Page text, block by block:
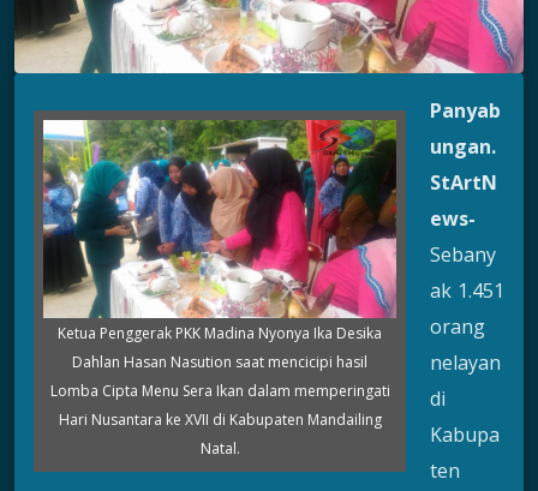
Ketua Penggerak PKK Madina Nyonya Ika Desika
Dahlan Hasan Nasution saat mencicipi hasil
Lomba Cipta Menu Sera Ikan dalam memperingati
Hari Nusantara ke XVII di Kabupaten Mandailing
Natal.
Panyab
ungan.
StArtN
ews-
Sebany
ak 1.451
orang
nelayan
di
Kabupa
ten